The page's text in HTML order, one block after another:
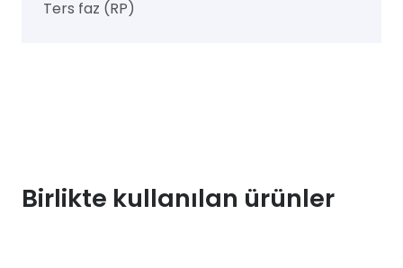
Ters faz (RP)
Birlikte kullanılan ürünler